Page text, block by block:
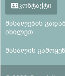
კონტაქტი
მასალების
იხილეთ
მასალის